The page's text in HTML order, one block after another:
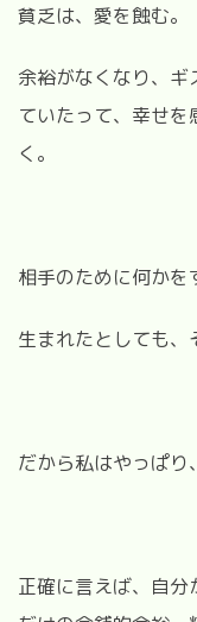
貧乏は、愛を蝕む。
余裕がなくなり、ギ
ていたって、幸せ
く。
相手のために何かを
生まれたとしても、
だから私はやっぱり
正確に言えば、自